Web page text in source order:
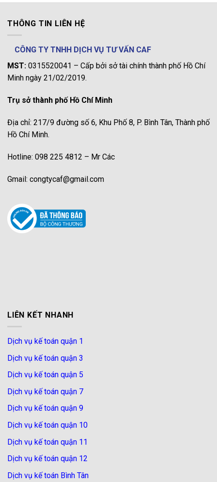
THÔNG TIN LIÊN HỆ
CÔNG TY TNHH DỊCH VỤ TƯ VẤN CAF
MST: 0315520041 – Cấp bởi sở tài chính thành phố Hồ Chí
Minh ngày 21/02/2019.
Trụ sở thành phố Hồ Chí Minh
Địa chỉ: 217/9 đường số 6, Khu Phố 8, P. Bình Tân, Thành phố
Hồ Chí Minh.
Hotline: 098 225 4812 – Mr Các
Gmail: congtycaf@gmail.com
LIÊN KẾT NHANH
Dịch vụ kế toán quận 1
Dịch vụ kế toán quận 3
Dịch vụ kế toán quận 5
Dịch vụ kế toán quận 7
Dịch vụ kế toán quận 9
Dịch vụ kế toán quận 10
Dịch vụ kế toán quận 11
Dịch vụ kế toán quận 12
Dịch vụ kế toán Bình Tân